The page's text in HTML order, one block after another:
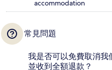
accommodation
常見問題
我是否可以免費取消
並收到全額退款？